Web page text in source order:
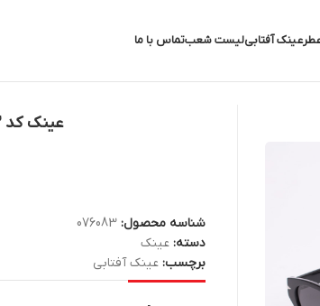
عینک آفتابیلیست شعبتماس با ما
عینک کد 076083
شناسه محصول:076083
دسته: عینک
برچسب: عینک آفتابی